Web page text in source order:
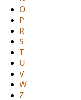
O
P
R
S
T
U
V
W
Z